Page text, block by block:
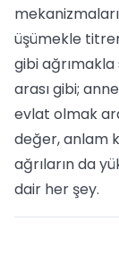
üşümekle
gibi ağrımakla
arası gibi;
evlat olmak
değer, anlam
ağrıların da
dair her şey.